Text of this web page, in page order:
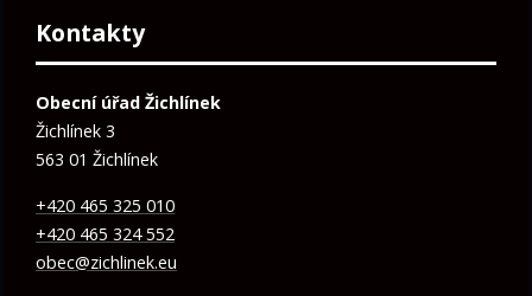
Kontakty
Obecní úřad Žichlínek
Žichlínek 3
563 01 Žichlínek
+420 465 325 010
+420 465 324 552
obec@zichlinek.eu